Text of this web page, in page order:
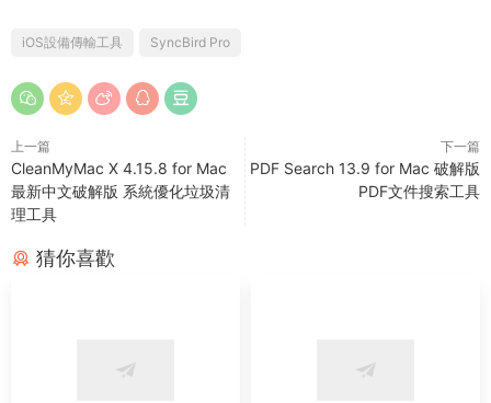
iOS設備傳輸工具 SyncBird Pro
上一篇
CleanMyMac X 4.15.8 for Mac
最新中文破解版 系統優化垃圾清
理工具
下一篇
PDF Search 13.9 for Mac 破解版
PDF文件搜索工具
猜你喜歡